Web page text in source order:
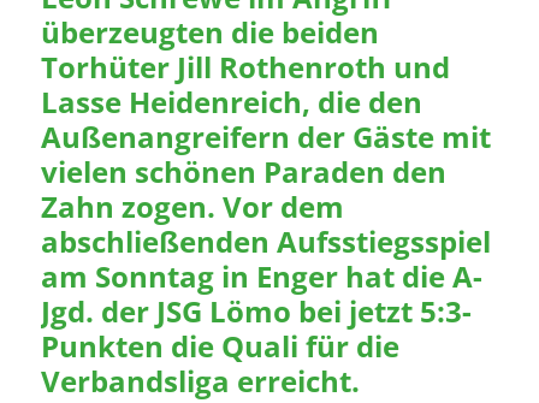
überzeugten die beiden
Torhüter Jill Rothenroth und
Lasse Heidenreich, die den
Außenangreifern der Gäste mit
vielen schönen Paraden den
Zahn zogen. Vor dem
abschließenden Aufsstiegsspiel
am Sonntag in Enger hat die A-
Jgd. der JSG Lömo bei jetzt 5:3-
Punkten die Quali für die
Verbandsliga erreicht.